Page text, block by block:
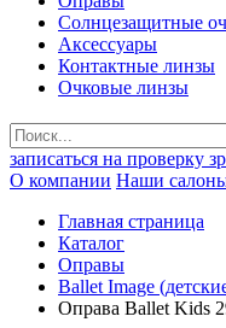
Солнцезащитные
Аксессуары
Контактные линзы
Очковые линзы
записаться на проверку
О компании Наши
Главная страница
Каталог
Оправы
Ballet Image
Оправа Ballet Kids